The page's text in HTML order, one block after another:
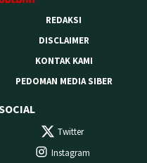
REDAKSI
DISCLAIMER
KONTAK KAMI
PEDOMAN MEDIA SIBER
Twitter
Instagram